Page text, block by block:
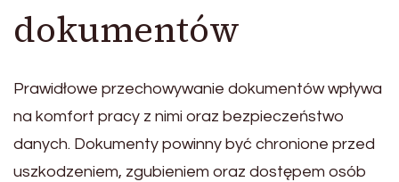
dokumentów
Prawidłowe przechowywanie dokumentów wpływa
na komfort pracy z nimi oraz bezpieczeństwo
danych. Dokumenty powinny być chronione przed
uszkodzeniem, zgubieniem oraz dostępem osób